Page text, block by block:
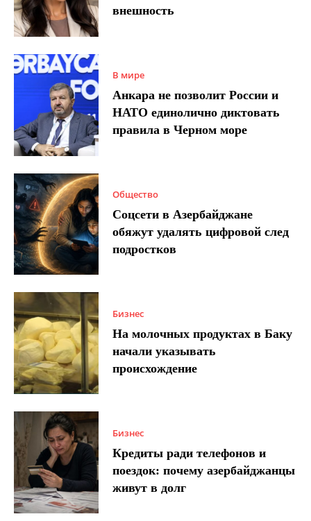
внешность
В мире
Анкара не позволит России и
НАТО единолично диктовать
правила в Черном море
Общество
Соцсети в Азербайджане
обяжут удалять цифровой след
подростков
Бизнес
На молочных продуктах в Баку
начали указывать
происхождение
Бизнес
Кредиты ради телефонов и
поездок: почему азербайджанцы
живут в долг